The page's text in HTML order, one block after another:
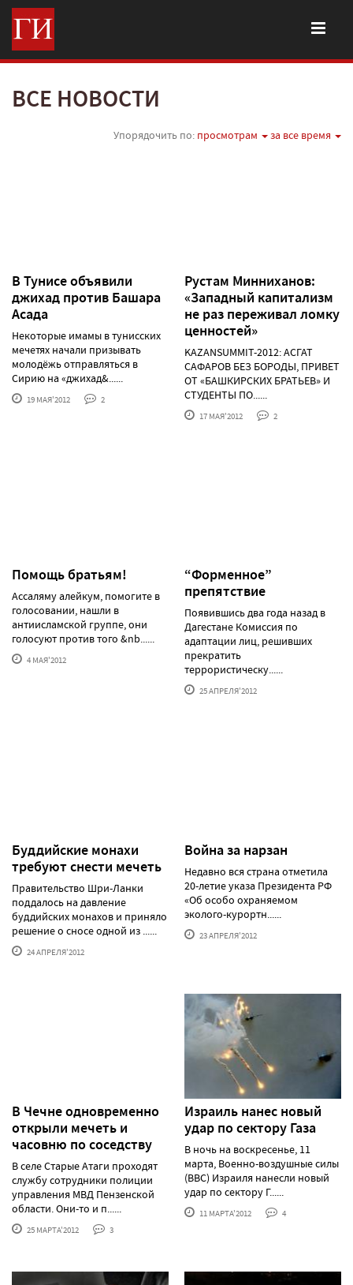
ВСЕ НОВОСТИ
Упорядочить по: просмотрам за все время
В Тунисе объявили
джихад против Башара
Асада
Некоторые имамы в тунисских
мечетях начали призывать
молодёжь отправляться в
Сирию на «джихад&......
19 МАЯ'2012 2
Рустам Минниханов:
«Западный капитализм
не раз переживал ломку
ценностей»
KAZANSUMMIT-2012: АСГАТ
САФАРОВ БЕЗ БОРОДЫ, ПРИВЕТ
ОТ «БАШКИРСКИХ БРАТЬЕВ» И
СТУДЕНТЫ ПО......
17 МАЯ'2012 2
Помощь братьям!
Ассаляму алейкум, помогите в
голосовании, нашли в
антиисламской группе, они
голосуют против того &nb......
4 МАЯ'2012
“Форменное”
препятствие
Появившись два года назад в
Дагестане Комиссия по
адаптации лиц, решивших
прекратить
террористическу......
25 АПРЕЛЯ'2012
Буддийские монахи
требуют снести мечеть
Правительство Шри-Ланки
поддалось на давление
буддийских монахов и приняло
решение о сносе одной из ......
24 АПРЕЛЯ'2012
Война за нарзан
Недавно вся страна отметила
20-летие указа Президента РФ
«Об особо охраняемом
эколого-курортн......
23 АПРЕЛЯ'2012
В Чечне одновременно
открыли мечеть и
часовню по соседству
В селе Старые Атаги проходят
службу сотрудники полиции
управления МВД Пензенской
области. Они-то и п......
25 МАРТА'2012 3
Израиль нанес новый
удар по сектору Газа
В ночь на воскресенье, 11
марта, Военно-воздушные силы
(ВВС) Израиля нанесли новый
удар по сектору Г......
11 МАРТА'2012 4